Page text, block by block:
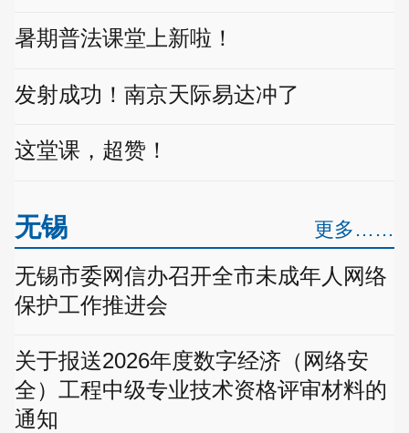
暑期普法课堂上新啦！
发射成功！南京天际易达冲了
这堂课，超赞！
更多……
无锡
无锡市委网信办召开全市未成年人网络
保护工作推进会
关于报送2026年度数字经济（网络安
全）工程中级专业技术资格评审材料的
通知